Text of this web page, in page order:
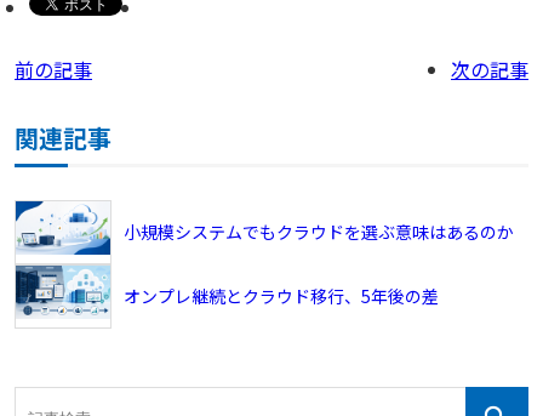
前の記事 次の記事
関連記事
小規模システムでもクラウドを選ぶ意味はあるのか
オンプレ継続とクラウド移行、5年後の差